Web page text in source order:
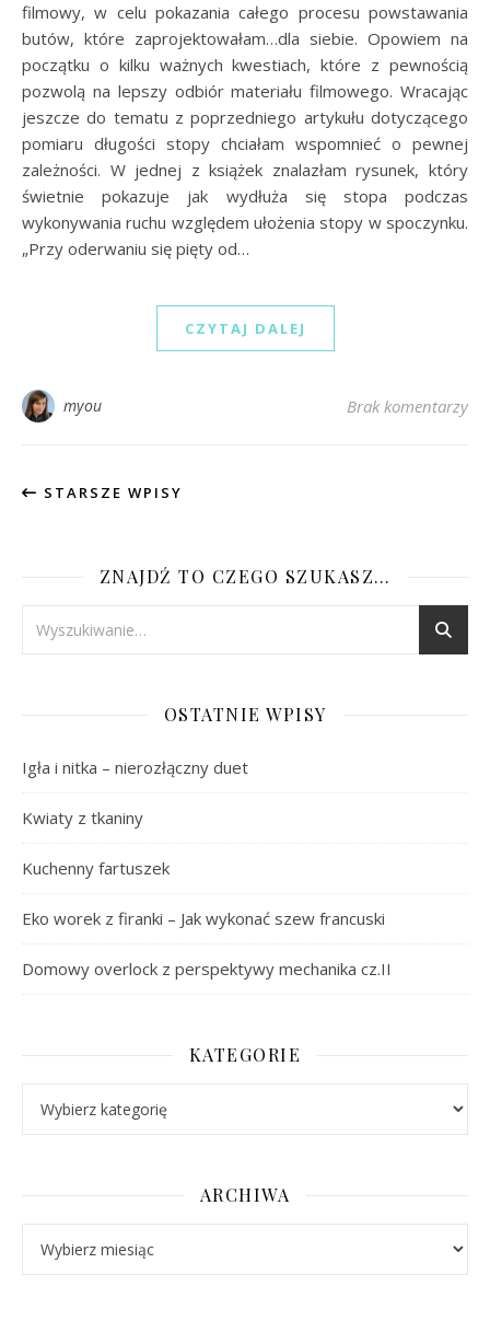
filmowy, w celu pokazania całego procesu powstawania
butów, które zaprojektowałam…dla siebie. Opowiem na
początku o kilku ważnych kwestiach, które z pewnością
pozwolą na lepszy odbiór materiału filmowego. Wracając
jeszcze do tematu z poprzedniego artykułu dotyczącego
pomiaru długości stopy chciałam wspomnieć o pewnej
zależności. W jednej z książek znalazłam rysunek, który
świetnie pokazuje jak wydłuża się stopa podczas
wykonywania ruchu względem ułożenia stopy w spoczynku.
„Przy oderwaniu się pięty od…
CZYTAJ DALEJ
myou Brak komentarzy
STARSZE WPISY
ZNAJDŹ TO CZEGO SZUKASZ…
OSTATNIE WPISY
Igła i nitka – nierozłączny duet
Kwiaty z tkaniny
Kuchenny fartuszek
Eko worek z firanki – Jak wykonać szew francuski
Domowy overlock z perspektywy mechanika cz.II
KATEGORIE
ARCHIWA